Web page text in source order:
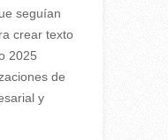
seguían
crear texto
2025
de
y